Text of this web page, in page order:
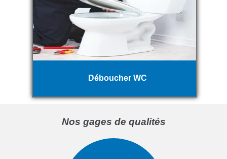
Déboucher WC
Nos gages de qualités